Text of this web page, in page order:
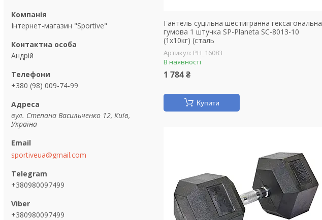
Інтернет-магазин "Sportive"
Андрій
+380 (98) 009-74-99
вул. Степана Васильченко 12, Київ,
Україна
sportiveua@gmail.com
+380980097499
+380980097499
Гантель суцільна шестигранна гексагональна
гумова 1 штучка SP-Planeta SC-8013-10
(1x10кг) (сталь
PH_16083
В наявності
1 784 ₴
Купити